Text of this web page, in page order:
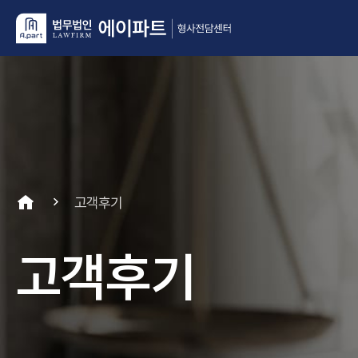
고객후기
고객후기